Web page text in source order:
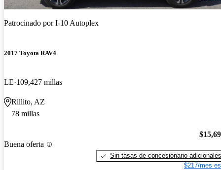
Patrocinado porI-10 Autoplex
2017 Toyota RAV4
LE 109,427 millas
Rillito, AZ
78 millas
Buena oferta
Sin tasas de concesionario adicionales
$217/mes